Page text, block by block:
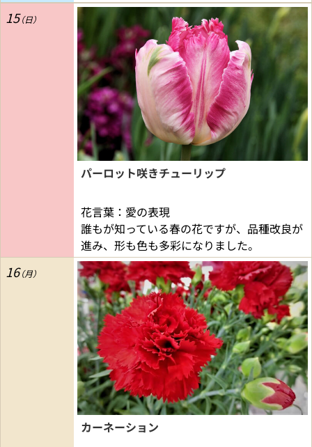
15
パーロット咲きチューリップ
花言葉：愛の表現
誰もが知っている春の花ですが、品種改良が
進み、形も色も多彩になりました。
16
カーネーション